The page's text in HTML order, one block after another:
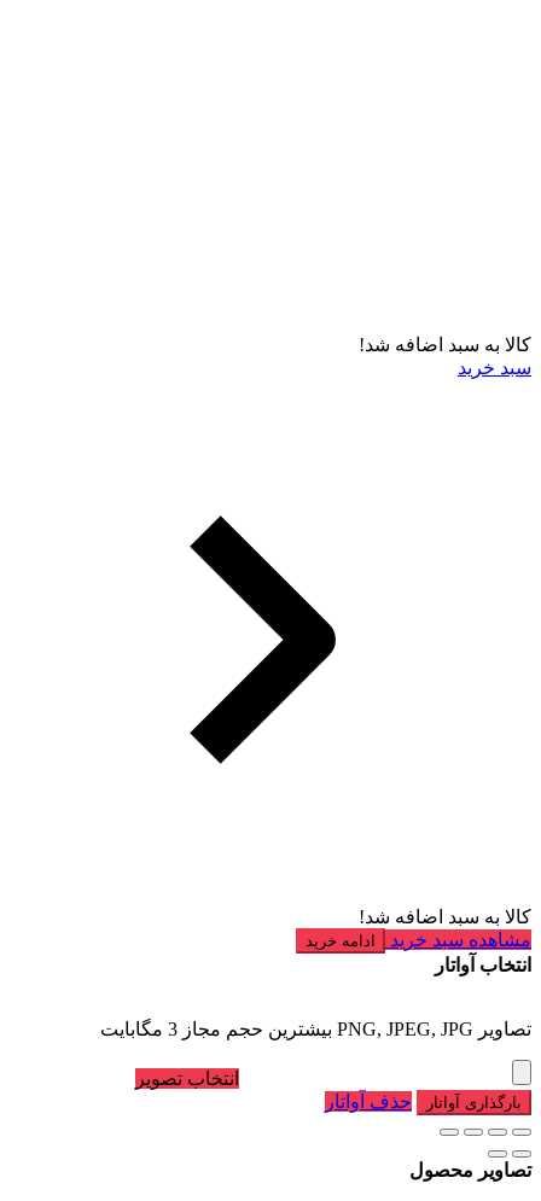
کالا به سبد اضافه شد!
سبد خرید
کالا به سبد اضافه شد!
مشاهده سبد خرید
ادامه خرید
انتخاب آواتار
تصاویر PNG, JPEG, JPG بیشترین حجم مجاز 3 مگابایت
انتخاب تصویر
بارگذاری آواتار حذف آواتار
تصاویر محصول